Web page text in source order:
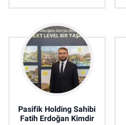
Pasifik Holding Sahibi
Fatih Erdoğan Kimdir